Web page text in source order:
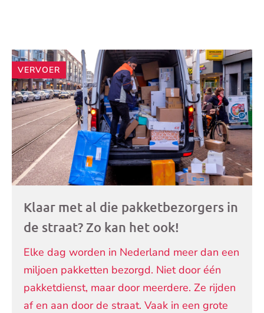
Andere
artikelen
VERVOER
Klaar met al die pakketbezorgers in
de straat? Zo kan het ook!
Elke dag worden in Nederland meer dan een
miljoen pakketten bezorgd. Niet door één
pakketdienst, maar door meerdere. Ze rijden
af en aan door de straat. Vaak in een grote